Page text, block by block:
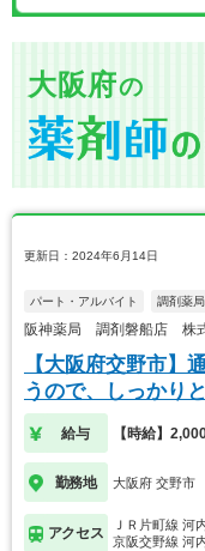
大阪府の
更新日：2024年6月14日
パート・アルバイト 調剤薬局
阪神薬局 調剤磐船店 株
【大阪府交野市】
うので、しっかり
給与 【時給】
勤務地 大阪府 交野市
アクセス
ＪＲ片町線 河
京阪交野線 河